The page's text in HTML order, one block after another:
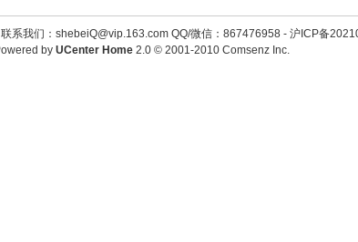
联系我们：shebeiQ@vip.163.com QQ/微信：867476958- 沪ICP备
by UCenter Home 2.0© 2001-2010 Comsenz Inc.